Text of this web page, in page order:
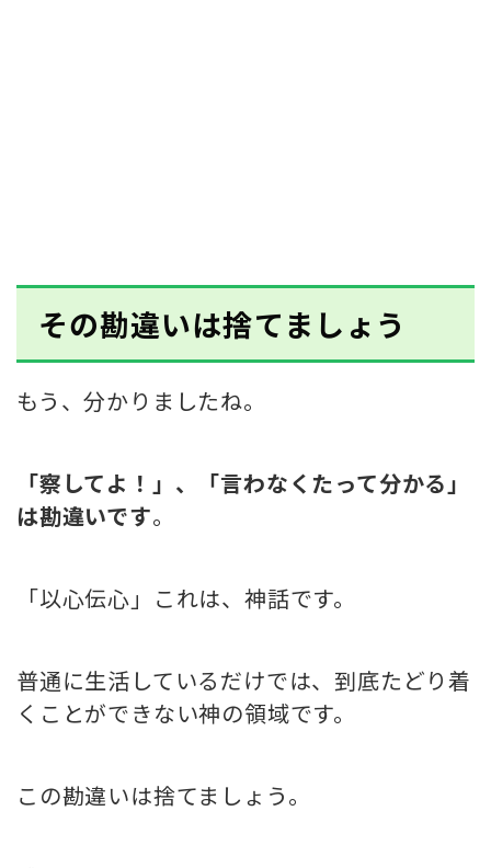
その勘違いは捨てましょう
もう、分かりましたね。
「察してよ！」、「言わなくたって分かる」
は勘違いです。
「以心伝心」これは、神話です。
普通に生活しているだけでは、到底たどり着
くことができない神の領域です。
この勘違いは捨てましょう。